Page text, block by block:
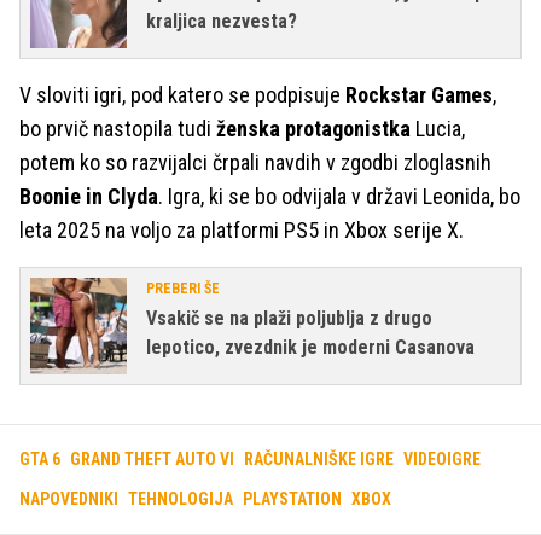
kraljica nezvesta?
V sloviti igri, pod katero se podpisuje Rockstar Games,
bo prvič nastopila tudi ženska protagonistka Lucia,
potem ko so razvijalci črpali navdih v zgodbi zloglasnih
Boonie in Clyda. Igra, ki se bo odvijala v državi Leonida, bo
leta 2025 na voljo za platformi PS5 in Xbox serije X.
PREBERI ŠE
Vsakič se na plaži poljublja z drugo
lepotico, zvezdnik je moderni Casanova
GTA 6 GRAND THEFT AUTO VI RAČUNALNIŠKE IGRE VIDEOIGRE
NAPOVEDNIKI TEHNOLOGIJA PLAYSTATION XBOX